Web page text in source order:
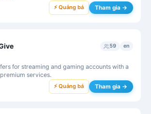
⚡ Quảng bá Tham gia →
59 en
for streaming and gaming accounts with a
services.
⚡ Quảng bá Tham gia →